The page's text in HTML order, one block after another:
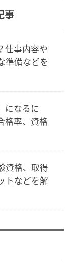
事
仕事内容や
準備などを
になるに
格率、資格
資格、取得
トなどを解